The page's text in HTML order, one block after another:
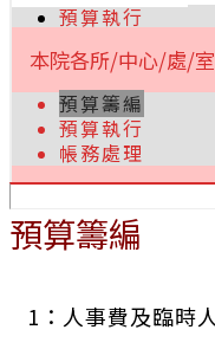
預算執行
本院各所/中心/處/室
預算籌編
預算執行
帳務處理
預算籌編
1：人事費及臨時